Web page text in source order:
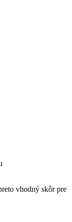
vhodný skôr pre